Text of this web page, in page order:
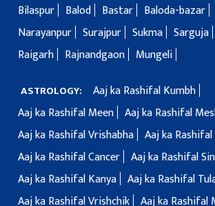
Bilaspur
Balod Bastar Baloda-bazar
Narayanpur Surajpur Sukma Sarguja
Raigarh
Rajnandgaon Mungeli
ASTROLOGY:
Aaj ka Rashifal Kumbh
Aaj ka Rashifal Meen Aaj ka Rashifal
Aaj ka Rashifal Vrishabha Aaj ka
Aaj ka Rashifal Cancer Aaj ka Rashifal
Aaj ka Rashifal Kanya Aaj ka Rashifal
Aaj ka Rashifal Vrishchik Aaj ka Rashifal